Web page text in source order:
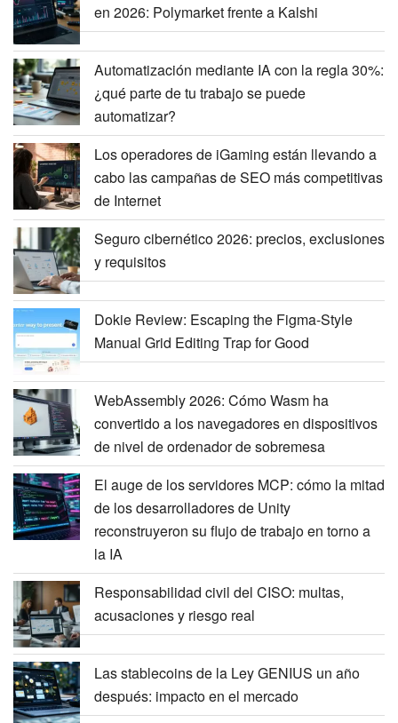
en 2026: Polymarket frente a Kalshi
Automatización mediante IA con la regla 30%:
¿qué parte de tu trabajo se puede
automatizar?
Los operadores de iGaming están llevando a
cabo las campañas de SEO más competitivas
de Internet
Seguro cibernético 2026: precios, exclusiones
y requisitos
Dokie Review: Escaping the Figma-Style
Manual Grid Editing Trap for Good
WebAssembly 2026: Cómo Wasm ha
convertido a los navegadores en dispositivos
de nivel de ordenador de sobremesa
El auge de los servidores MCP: cómo la mitad
de los desarrolladores de Unity
reconstruyeron su flujo de trabajo en torno a
la IA
Responsabilidad civil del CISO: multas,
acusaciones y riesgo real
Las stablecoins de la Ley GENIUS un año
después: impacto en el mercado